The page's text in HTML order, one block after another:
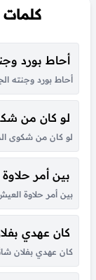
كلمات
أحاط بورد
أحاط بورد وجنته
لو كان من شكوى
بين أمر
بين أمر حلاوة
كان عهدي
كان عهدي بفلان